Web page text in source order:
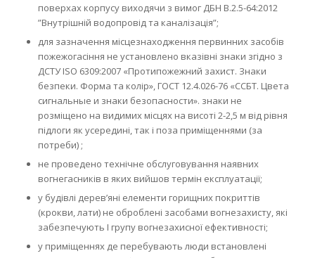
поверхах корпусу виходячи з вимог ДБН В.2.5-64:2012
”Внутрішній водопровід та каналізація”;
для зазначення місцезнаходження первинних засобів
пожежогасіння не установлено вказівні знаки згідно з
ДСТУ ISO 6309:2007 «Протипожежний захист. Знаки
безпеки. Форма та колір», ГОСТ 12.4.026-76 «ССБТ. Цвета
сигнальные и знаки безопасности». знаки не
розміщено на видимих місцях на висоті 2-2,5 м від рівня
підлоги як усередині, так і поза приміщеннями (за
потреби) ;
не проведено технічне обслуговування наявних
вогнегасників в яких вийшов термін експлуатації;
у будівлі дерев’яні елементи горищних покриттів
(крокви, лати) не оброблені засобами вогнезахисту, які
забезпечують І групу вогнезахисної ефективності;
у приміщеннях де перебувають люди встановлені